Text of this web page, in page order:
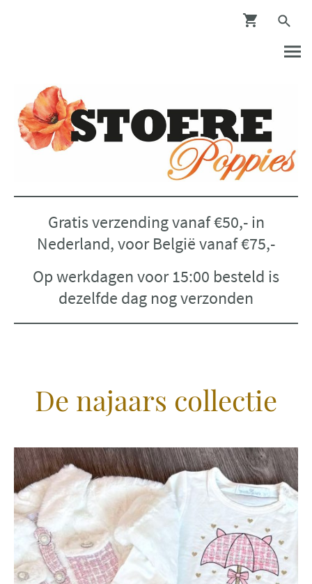
Gratis verzending vanaf €50,- in
Nederland, voor België vanaf €75,-
Op werkdagen voor 15:00 besteld is
dezelfde dag nog verzonden
De najaars collectie